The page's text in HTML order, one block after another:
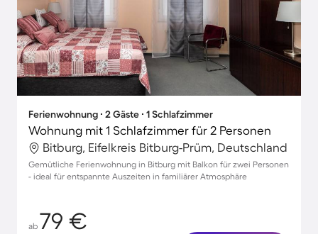
Ferienwohnung ∙ 2 Gäste ∙ 1 Schlafzimmer
Wohnung mit 1 Schlafzimmer für 2 Personen
Bitburg, Eifelkreis Bitburg-Prüm, Deutschland
Gemütliche Ferienwohnung in Bitburg mit Balkon für zwei Personen
- ideal für entspannte Auszeiten in familiärer Atmosphäre
ab 79 €